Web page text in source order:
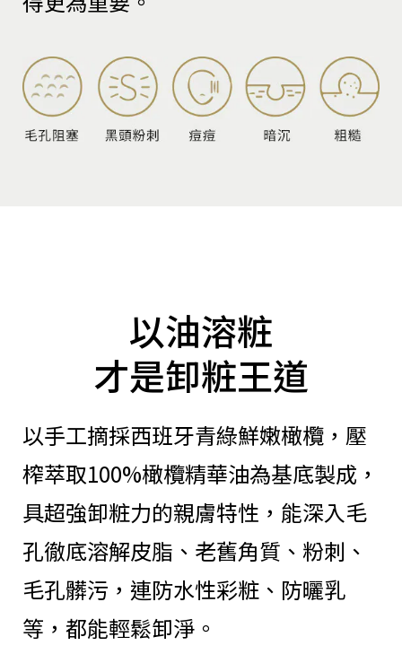
以油溶粧
才是卸粧王道
以手工摘採西班牙青綠鮮嫩橄欖，壓
榨萃取100%橄欖精華油為基底製成，
具超強卸粧力的親膚特性，能深入毛
孔徹底溶解皮脂、老舊角質、粉刺、
毛孔髒污，連防水性彩粧、防曬乳
等，都能輕鬆卸淨。